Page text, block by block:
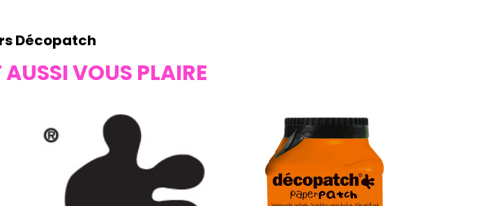
Décopatch
VOUS PLAIRE